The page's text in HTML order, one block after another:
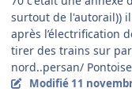
surtout de l'autorail))
après l’électrification
tirer des trains sur
nord..persan/
Modifié 11